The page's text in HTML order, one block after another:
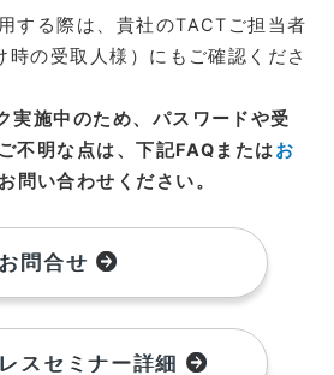
する際は、貴社のTACTご担当者
時の受取人様）にもご確認くださ
実施中のため、パスワードや受
不明な点は、下記FAQまたはお
問い合わせください。
お問合せ
スセミナー詳細